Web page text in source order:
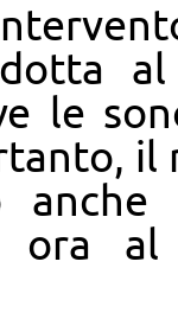
al
le
il
ora al